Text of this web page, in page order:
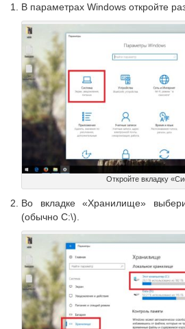
В параметрах Windows откройте
Откройте вкладку
Во вкладке «Хранилище»
(обычно C:\).